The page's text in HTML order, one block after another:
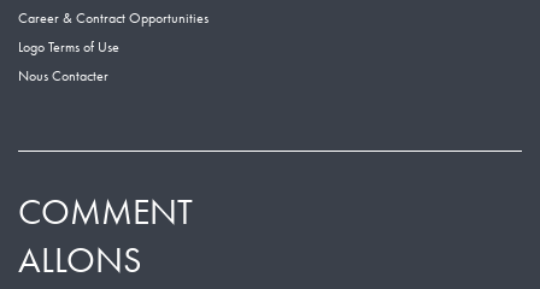
Career & Contract Opportunities
Logo Terms of Use
Nous Contacter
COMMENT
ALLONS